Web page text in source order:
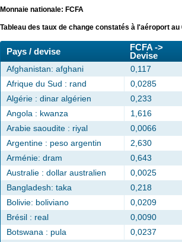
Monnaie nationale: FCFA
Tableau des taux de change constatés à l'aéroport au
Pays / devise
FCFA ->
Devise
Afghanistan: afghani 0,117
Afrique du Sud : rand
0,0285
Algérie : dinar algérien
0,233
Angola : kwanza
1,616
Arabie saoudite : riyal
0,0066
Argentine : peso argentin
2,630
Arménie: dram
0,643
Australie : dollar australien
0,0025
Bangladesh: taka
0,218
Bolivie: boliviano
0,0209
Brésil : real
0,0090
Botswana : pula
0,0237